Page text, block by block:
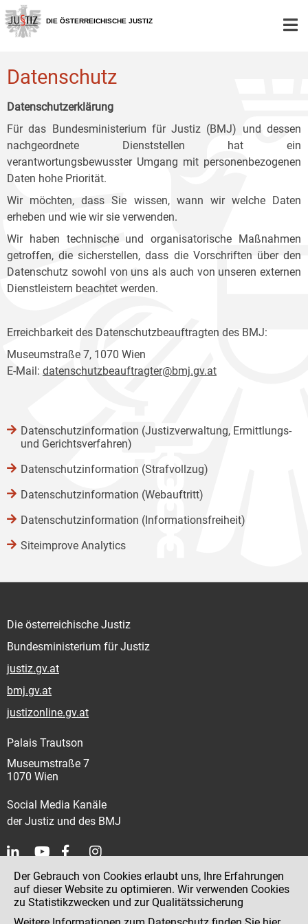
Zur
Hauptnavigation
[1]
Zum
Inhalt
[2]
Zum
Untermenü
[3]
DIE ÖSTERREICHISCHE JUSTIZ
Datenschutz
Datenschutzerklärung
Für das Bundesministerium für Justiz (BMJ) und dessen
nachgeordnete Dienststellen hat ein
verantwortungsbewusster Umgang mit personenbezogenen
Daten hohe Priorität.
Wir möchten, dass Sie wissen, wann wir welche Daten
erheben und wie wir sie verwenden.
Wir haben technische und organisatorische Maßnahmen
getroffen, die sicherstellen, dass die Vorschriften über den
Datenschutz sowohl von uns als auch von unseren externen
Dienstleistern beachtet werden.
Erreichbarkeit des Datenschutzbeauftragten des BMJ:
Museumstraße 7, 1070 Wien
E-Mail: datenschutzbeauftragter@bmj.gv.at
Datenschutzinformation (Justizverwaltung, Ermittlungs-
und Gerichtsverfahren)
Datenschutzinformation (Strafvollzug)
Datenschutzinformation (Webauftritt)
Datenschutzinformation (Informationsfreiheit)
Siteimprove Analytics
Die österreichische Justiz
Bundesministerium für Justiz
justiz.gv.at
bmj.gv.at
justizonline.gv.at
Palais Trautson
Museumstraße 7
1070 Wien
Social Media Kanäle
der Justiz und des BMJ
Kontakt
Impressum
Der Gebrauch von Cookies erlaubt uns, Ihre Erfahrungen
auf dieser Website zu optimieren. Wir verwenden Cookies
zu Statistikzwecken und zur Qualitätssicherung